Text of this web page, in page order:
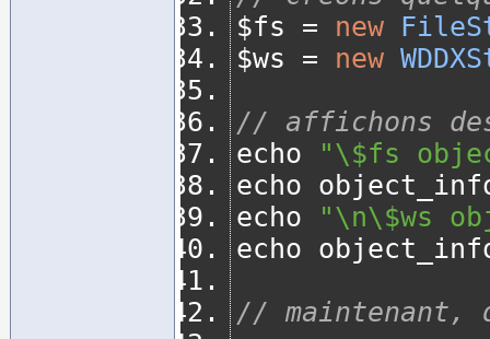
$fs = new
$ws = new
// affichons
echo
"\$fs
echo
echo
"\n\$ws
echo
// maintenant,